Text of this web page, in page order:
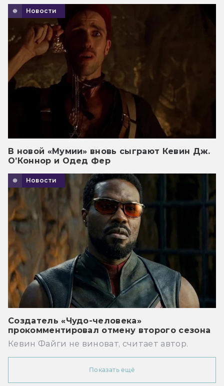
Новости
В новой «Мумии» вновь сыграют Кевин Дж.
О’Коннор и Одед Фер
Новости
Создатель «Чудо-человека»
прокомментировал отмену второго сезона
Кевин Файги не виноват, считает автор.
Показать ещё